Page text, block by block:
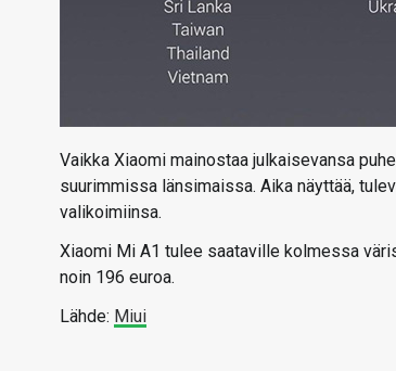
Vaikka Xiaomi mainostaa julkaisevansa
suurimmissa länsimaissa. Aika näyttää,
valikoimiinsa.
Xiaomi Mi A1 tulee saataville kolmessa
noin 196 euroa.
Lähde: Miui